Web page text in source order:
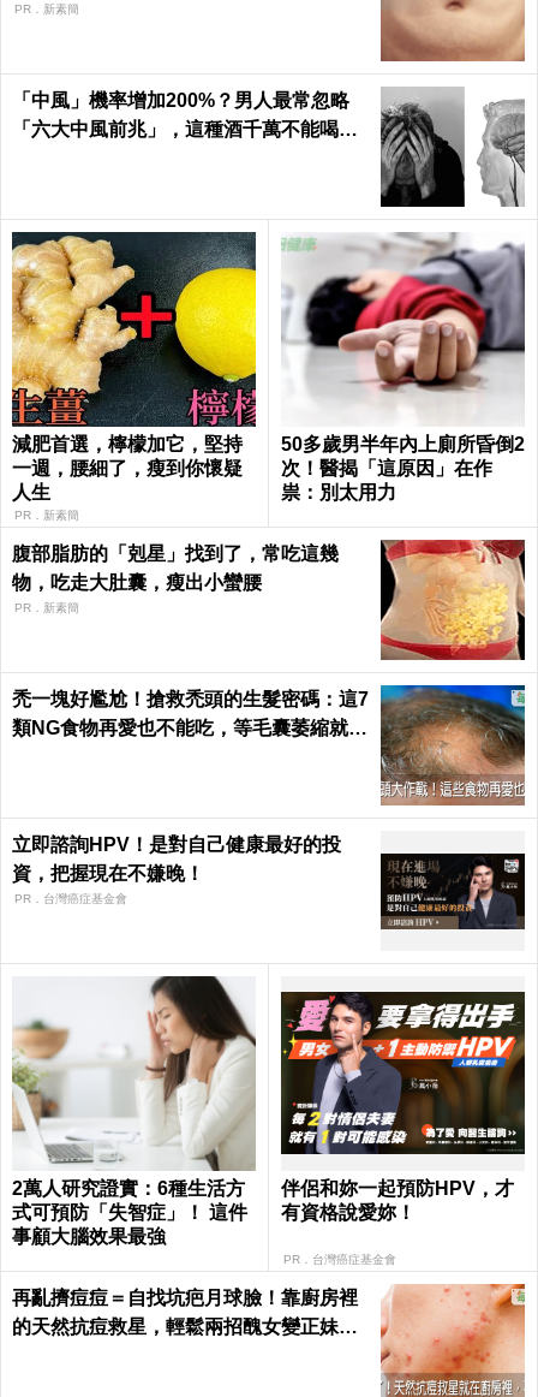
PR．新素簡
「中風」機率增加200%？男人最常忽略
「六大中風前兆」，這種酒千萬不能喝｜
減肥首選，檸檬加它，堅持
一週，腰細了，瘦到你懷疑
人生
PR．新素簡
50多歲男半年內上廁所昏倒2
次！醫揭「這原因」在作
祟：別太用力
腹部脂肪的「剋星」找到了，常吃這幾
物，吃走大肚囊，瘦出小蠻腰
PR．新素簡
禿一塊好尷尬！搶救禿頭的生髮密碼：這7
類NG食物再愛也不能吃，等毛囊萎縮就來
立即諮詢HPV！是對自己健康最好的投
資，把握現在不嫌晚！
PR．台灣癌症基金會
2萬人研究證實：6種生活方
式可預防「失智症」！ 這件
事顧大腦效果最強
伴侶和妳一起預防HPV，才
有資格說愛妳！
PR．台灣癌症基金會
再亂擠痘痘＝自找坑疤月球臉！靠廚房裡
的天然抗痘救星，輕鬆兩招醜女變正妹｜